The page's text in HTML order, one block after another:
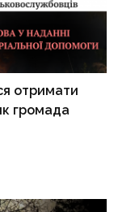
отримати
громада